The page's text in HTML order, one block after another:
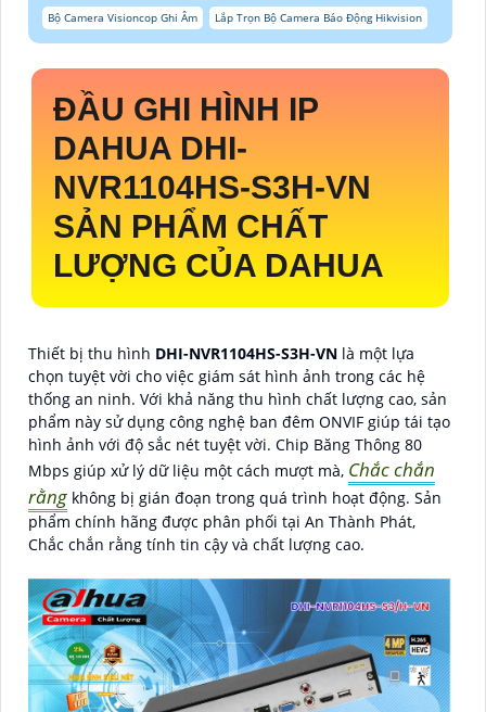
Bộ Camera Visioncop Ghi Âm
Lắp Trọn Bộ Camera Báo Động Hikvision
ĐẦU GHI HÌNH IP
DAHUA DHI-
NVR1104HS-S3H-VN
SẢN PHẨM CHẤT
LƯỢNG CỦA DAHUA
Thiết bị thu hình DHI-NVR1104HS-S3H-VN là một lựa
chọn tuyệt vời cho việc giám sát hình ảnh trong các hệ
thống an ninh. Với khả năng thu hình chất lượng cao, sản
phẩm này sử dụng công nghệ ban đêm ONVIF giúp tái tạo
hình ảnh với độ sắc nét tuyệt vời. Chip Băng Thông 80
Mbps giúp xử lý dữ liệu một cách mượt mà, Chắc chắn
rằng không bị gián đoạn trong quá trình hoạt động. Sản
phẩm chính hãng được phân phối tại An Thành Phát,
Chắc chắn rằng tính tin cậy và chất lượng cao.